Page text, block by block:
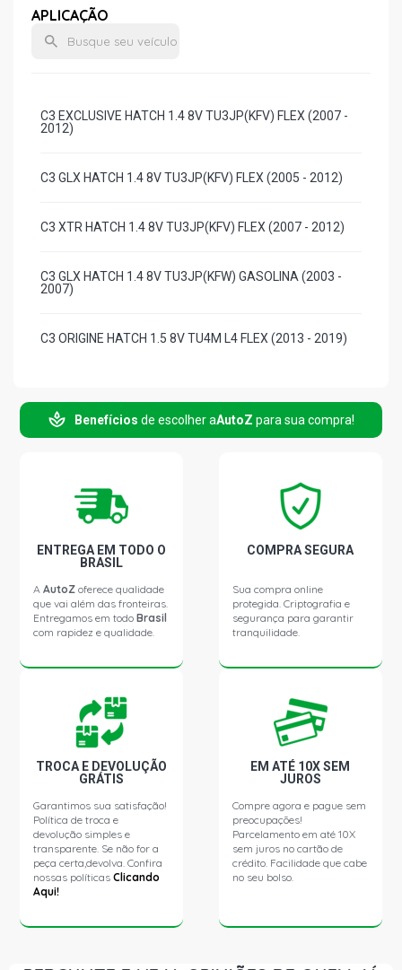
APLICAÇÃO
C3 EXCLUSIVE HATCH 1.4 8V TU3JP(KFV) FLEX (2007 -
2012)
C3 GLX HATCH 1.4 8V TU3JP(KFV) FLEX (2005 - 2012)
C3 XTR HATCH 1.4 8V TU3JP(KFV) FLEX (2007 - 2012)
C3 GLX HATCH 1.4 8V TU3JP(KFW) GASOLINA (2003 -
2007)
C3 ORIGINE HATCH 1.5 8V TU4M L4 FLEX (2013 - 2019)
2014)
C3 PICASSO GL MINIVAN 1.5 8V TU5JP4 FLEX (2012 -
2012)
C3 GLX HATCH 1.6 16V TU5JP4 FLEX (2002 - 2012)
C3 PICASSO GLX MINIVAN 1.6 16V TU5JP4 FLEX (2011 -
2017)
C3 XTR HATCH 1.6 16V TU5JP4 FLEX (2006 - 2011)
C3 EXCLUSIVE HATCH 1.6 16V TU5JP4 GASOLINA (2003
- 2011)
C3 GLX HATCH 1.6 16V TU5JP4 GASOLINA (2002 - 2010)
Benefícios de escolher aAutoZ para sua compra!
ENTREGA EM TODO O
BRASIL
AAutoZ oferece qualidade
que vai além das fronteiras.
Entregamos em todoBrasil
com rapidez e qualidade.
COMPRA SEGURA
Sua compra online
protegida. Criptografia e
segurança para garantir
tranquilidade.
TROCA E DEVOLUÇÃO
GRÁTIS
Garantimos sua satisfação!
Política de troca e
devolução simples e
transparente. Se não for a
peça certa,devolva. Confira
nossas políticasClicando
Aqui!
EM ATÉ 10X SEM
JUROS
Compre agora e pague sem
preocupações!
Parcelamento em até 10X
sem juros no cartão de
crédito. Facilidade que cabe
no seu bolso.